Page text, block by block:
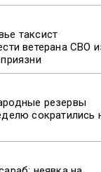
таксист
ветерана СВО
резервы
сократились